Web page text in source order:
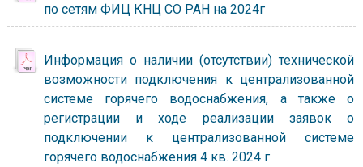
по сетям ФИЦ КНЦ СО РАН на 2024г
Информация о наличии (отсутствии) технической
возможности подключения к централизованной
системе горячего водоснабжения, а также о
регистрации и ходе реализации заявок о
подключении к централизованной системе
горячего водоснабжения 4 кв. 2024 г